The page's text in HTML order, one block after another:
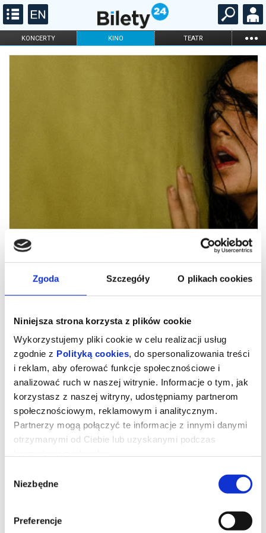
Zgoda Szczegóły O plikach cookies
Niniejsza strona korzysta z plików cookie
Wykorzystujemy pliki cookie w celu realizacji usług
zgodnie z Polityką cookies, do spersonalizowania treści
i reklam, aby oferować funkcje społecznościowe i
analizować ruch w naszej witrynie. Informacje o tym, jak
korzystasz z naszej witryny, udostępniamy partnerom
społecznościowym, reklamowym i analitycznym.
Partnerzy mogą połączyć te informacje z innymi danymi
otrzymanymi od Ciebie lub uzyskanymi podczas
zgody
Niezbędne
Preferencje
KONCERTY KINO TEATR ...
FILHARMONIA OPERA I BALET
Backrooms. Bez wyjścia
Jeden z największych fenomenów internetu, obejrzana ponad
100 milionów razy seria filmów grozy, wkracza na wielki ekran.
Kane Parsons znany też jako Kane Pixels, który jako 16-latek